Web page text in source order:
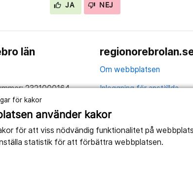
för kakor
använder kakor
för att viss nödvändig funktionalitet på
statistik för att förbättra webbplatsen.
JA NEJ
län
2321000164
vi ett bättre liv
Om webbplatsen
Inloggning för anställda
Anslagstavla
Tillgänglighetsredogörelse